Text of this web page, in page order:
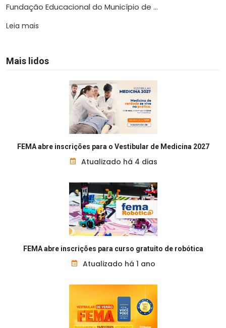
Fundação Educacional do Município de ...
Leia mais
Mais lidos
FEMA abre inscrições para o Vestibular de Medicina 2027
Atualizado há 4 dias
FEMA abre inscrições para curso gratuito de robótica
Atualizado há 1 ano